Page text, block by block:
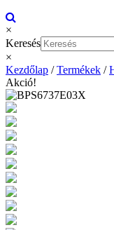
×
Keresés
×
Kezdőlap /Termékek /
Akció!